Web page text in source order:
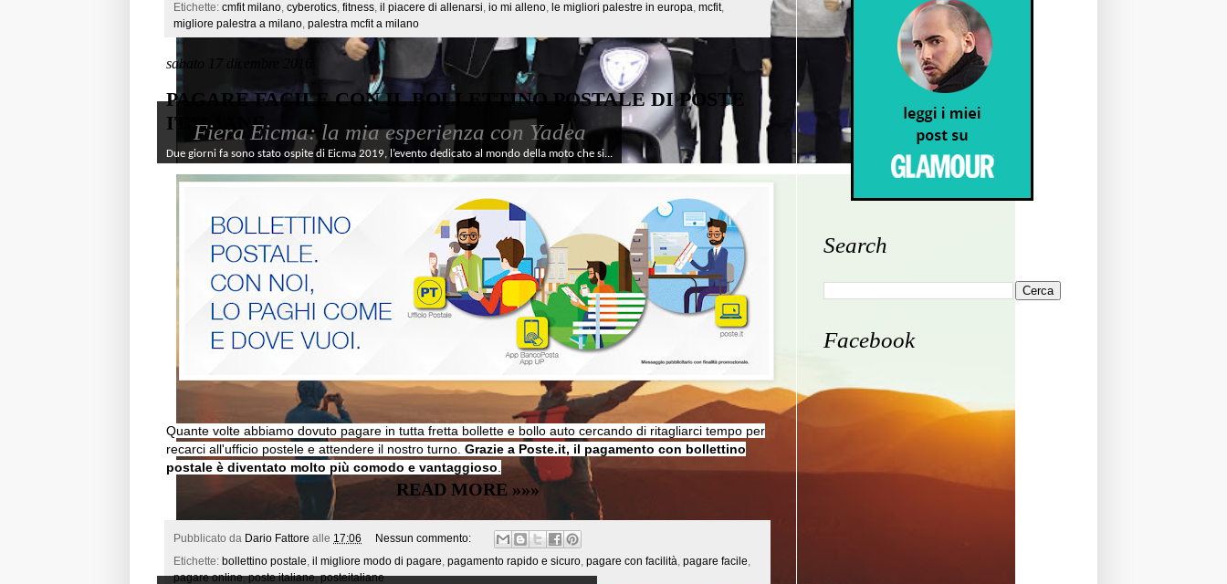
Fiera Eicma: la mia esperienza con Yadea
Due giorni fa sono stato ospite di Eicma 2019, l’evento dedicato al mondo della moto che si...
Etichette: cmfit milano cyberotics fitness il piacere di allenarsi io mi alleno le migliori palestre in europa mcfit,
migliore palestra a milano palestra mcfit a milano
sabato 17 dicembre 2016
PAGARE FACILE CON IL BOLLETTINO POSTALE DI POSTE
ITALIANE
Quante volte abbiamo dovuto pagare in tutta fretta bollette e bollo auto cercando di ritagliarci tempo per
recarci all'ufficio postele e attendere il nostro turno. Grazie a Poste.it, il pagamento con bollettino
postale è diventato molto più comodo e vantaggioso.
READ MORE »»»
Pubblicato da Dario Fattore alle 17:06
Nessun commento:
Etichette: bollettino postale il migliore modo di pagare pagamento rapido e sicuro pagare con facilità pagare facile
pagare online,poste italiane,posteitaliane
Search
Facebook